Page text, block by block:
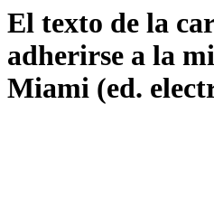
El texto de la
adherirse a la
Miami (ed.